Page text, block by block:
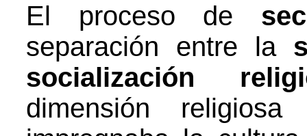
El proceso de
separación entre la
socialización
dimensión